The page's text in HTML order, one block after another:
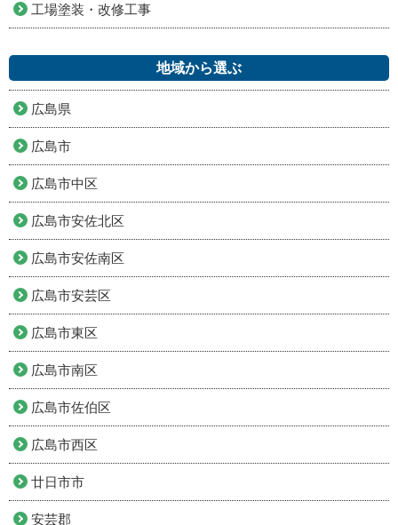
工場塗装・改修工事
地域から選ぶ
広島県
広島市
広島市中区
広島市安佐北区
広島市安佐南区
広島市安芸区
広島市東区
広島市南区
広島市佐伯区
広島市西区
廿日市市
安芸郡